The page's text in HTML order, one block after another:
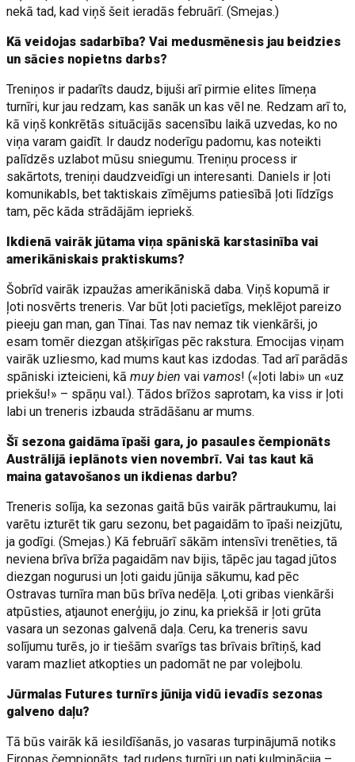
nekā tad, kad viņš šeit ieradās februārī. (Smejas.)
Kā veidojas sadarbība? Vai medusmēnesis jau beidzies
un sācies nopietns darbs?
Treniņos ir padarīts daudz, bijuši arī pirmie elites līmeņa
turnīri, kur jau redzam, kas sanāk un kas vēl ne. Redzam arī to,
kā viņš konkrētās situācijās sacensību laikā uzvedas, ko no
viņa varam gaidīt. Ir daudz noderīgu padomu, kas noteikti
palīdzēs uzlabot mūsu sniegumu. Treniņu process ir
sakārtots, treniņi daudzveidīgi un interesanti. Daniels ir ļoti
komunikabls, bet taktiskais zīmējums patiesībā ļoti līdzīgs
tam, pēc kāda strādājām iepriekš.
Ikdienā vairāk jūtama viņa spāniskā karstasinība vai
amerikāniskais praktiskums?
Šobrīd vairāk izpaužas amerikāniskā daba. Viņš kopumā ir
ļoti nosvērts treneris. Var būt ļoti pacietīgs, meklējot pareizo
pieeju gan man, gan Tīnai. Tas nav nemaz tik vienkārši, jo
esam tomēr diezgan atšķirīgas pēc rakstura. Emocijas viņam
vairāk uzliesmo, kad mums kaut kas izdodas. Tad arī parādās
spāniski izteicieni, kāmuy bienvai vamos! («ļoti labi» un «uz
priekšu!» – spāņu val.). Tādos brīžos saprotam, ka viss ir ļoti
labi un treneris izbauda strādāšanu ar mums.
Šī sezona gaidāma īpaši gara, jo pasaules čempionāts
Austrālijā ieplānots vien novembrī. Vai tas kaut kā
maina gatavošanos un ikdienas darbu?
Treneris solīja, ka sezonas gaitā būs vairāk pārtraukumu, lai
varētu izturēt tik garu sezonu, bet pagaidām to īpaši neizjūtu,
ja godīgi. (Smejas.) Kā februārī sākām intensīvi trenēties, tā
neviena brīva brīža pagaidām nav bijis, tāpēc jau tagad jūtos
diezgan nogurusi un ļoti gaidu jūnija sākumu, kad pēc
Ostravas turnīra man būs brīva nedēļa. Ļoti gribas vienkārši
atpūsties, atjaunot enerģiju, jo zinu, ka priekšā ir ļoti grūta
vasara un sezonas galvenā daļa. Ceru, ka treneris savu
solījumu turēs, jo ir tiešām svarīgs tas brīvais brītiņš, kad
varam mazliet atkopties un padomāt ne par volejbolu.
Jūrmalas Futures turnīrs jūnija vidū ievadīs sezonas
galveno daļu?
Tā būs vairāk kā iesildīšanās, jo vasaras turpinājumā notiks